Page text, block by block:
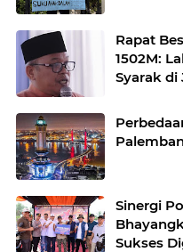
Rapat
1502M:
Syarak di
Sinergi
Sukses